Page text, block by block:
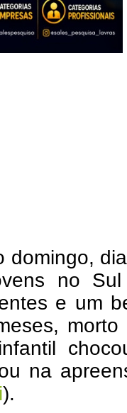
domingo,
no
e um
morto
na
).